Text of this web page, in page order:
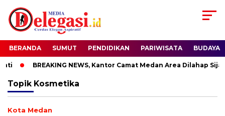
BERANDA SUMUT PENDIDIKAN PARIWISATA BUDAYA
BREAKING NEWS, Kantor Camat Medan Area Dilahap
Topik Kosmetika
Kota Medan